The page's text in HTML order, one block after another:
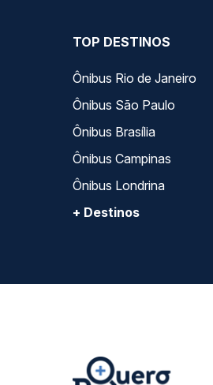
TOP DESTINOS
Ônibus Rio de Janeiro
Ônibus São Paulo
Ônibus Brasília
Ônibus Campinas
Ônibus Londrina
+ Destinos